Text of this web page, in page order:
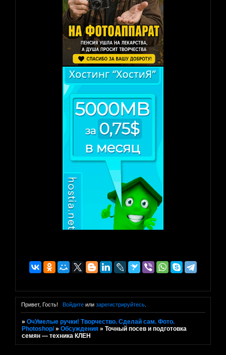
Привет, Гость! Войдитеили зарегистрируйтесь.
»ОчУмелые ручки! Творчество. Сделай сам. Фото.
Photoshop/ »Обсуждения »Точный посев и подготовка
семян — техника КЛЕН